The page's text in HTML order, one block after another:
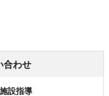
合わせ
設指導